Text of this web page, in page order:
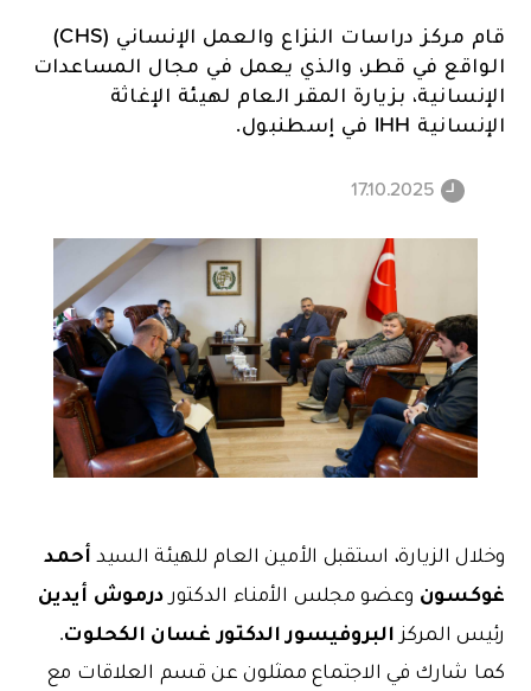
قام مركز دراسات النزاع والعمل الإنساني (CHS)
الواقع في قطر، والذي يعمل في مجال المساعدات
الإنسانية، بزيارة المقر العام لهيئة الإغاثة
الإنسانية IHH في إسطنبول.
17.10.2025
وخلال الزيارة، استقبل الأمين العام للهيئة السيد أحمد
غوكسون وعضو مجلس الأمناء الدكتور درموش أيدين
رئيس المركز البروفيسور الدكتور غسان الكحلوت.
كما شارك في الاجتماع ممثلون عن قسم العلاقات مع